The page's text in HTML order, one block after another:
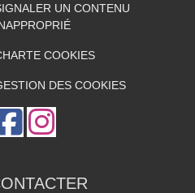
UN CONTENU
COOKIES
DES COOKIES